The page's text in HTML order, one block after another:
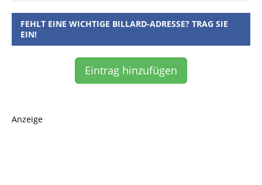
FEHLT EINE WICHTIGE BILLARD-ADRESSE? TRAG SIE
EIN!
Eintrag hinzufügen
Anzeige